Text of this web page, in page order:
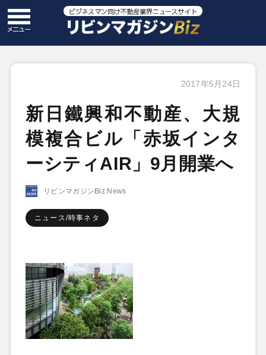
2017年5月24日
新日鐵興和不動産、大規
模複合ビル「赤坂インタ
ーシティAIR」9月開業へ
リビンマガジンBiz News
ニュース/時事ネタ